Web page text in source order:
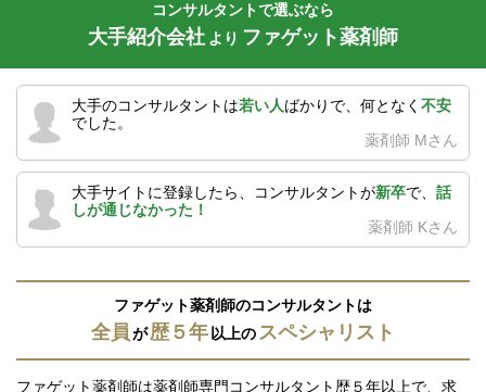
コンサルタントで選ぶなら
大手紹介会社 より ファゲット薬剤師
大手のコンサルタントは若い人ばかりで、何となく 不安
でした。
薬剤師 Mさん
大手サイトに登録したら、コンサルタントが新卒で、 話
しが通じなかった！
薬剤師 Kさん
ファゲット薬剤師のコンサルタントは
全員が歴５年以上のスペシャリスト
ファゲット薬剤師は薬剤師専門コンサルタント歴５年以上で、求